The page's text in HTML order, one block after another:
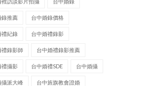
錄推薦 台中婚錄價格
禮紀錄 台中婚禮錄影
禮錄影師 台中婚禮錄影推薦
禮攝影 台中婚禮SDE 台中婚攝
攝派大峰 台中旌旗教會證婚